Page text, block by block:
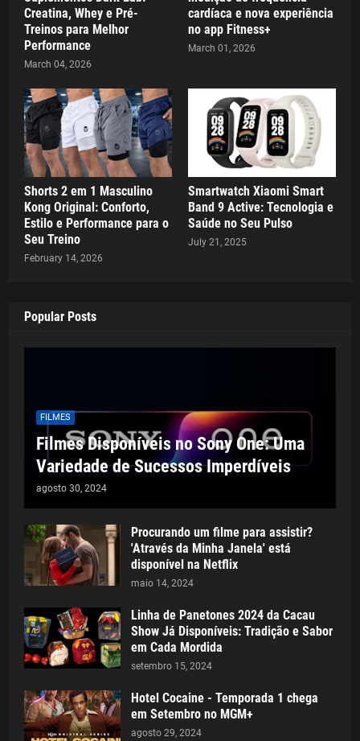
Creatina, Whey e Pré-
Treinos para Melhor
Performance
March 04, 2026
cardíaca e nova experiência
no app Fitness+
March 01, 2026
Shorts 2 em 1 Masculino
Kong Original: Conforto,
Estilo e Performance para o
Seu Treino
February 14, 2026
Smartwatch Xiaomi Smart
Band 9 Active: Tecnologia e
Saúde no Seu Pulso
July 21, 2025
Popular Posts
FILMES
Filmes Disponíveis no Sony One: Uma
Variedade de Sucessos Imperdíveis
agosto 30, 2024
Procurando um filme para assistir?
'Através da Minha Janela' está
disponível na Netflix
maio 14, 2024
Linha de Panetones 2024 da Cacau
Show Já Disponíveis: Tradição e Sabor
em Cada Mordida
setembro 15, 2024
Hotel Cocaine - Temporada 1 chega
em Setembro no MGM+
agosto 29, 2024